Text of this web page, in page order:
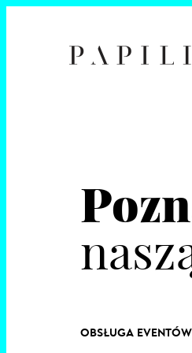
OBSŁUGA EVENTÓW